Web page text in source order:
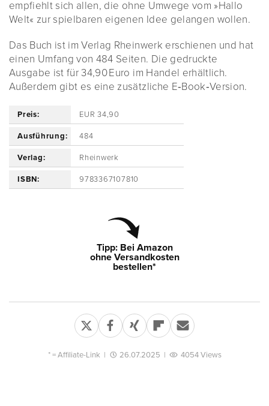
empfiehlt sich allen, die ohne Umwege vom »Hallo
Welt« zur spielbaren eigenen Idee gelangen wollen.
Das Buch ist im Verlag Rheinwerk erschienen und hat
einen Umfang von 484 Seiten. Die gedruckte
Ausgabe ist für 34,90 Euro im Handel erhältlich.
Außerdem gibt es eine zusätzliche E‑Book‑Version.
Preis: EUR 34,90
Ausführung: 484
Verlag: Rheinwerk
ISBN: 9783367107810
Tipp: Bei Amazon
ohne Versandkosten
bestellen*
* =Affiliate-Link | 26.07.2025 | 4054 Views